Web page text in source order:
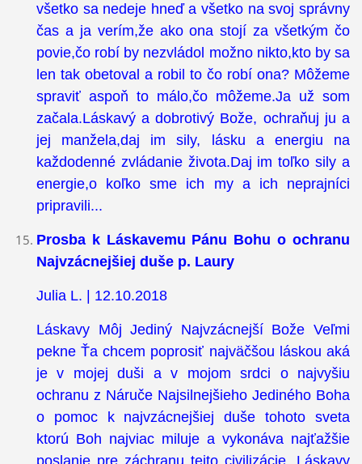
všetko sa nedeje hneď a všetko na svoj správny
čas a ja verím,že ako ona stojí za všetkým čo
povie,čo robí by nezvládol možno nikto,kto by sa
len tak obetoval a robil to čo robí ona? Môžeme
spraviť aspoň to málo,čo môžeme.Ja už som
začala.Láskavý a dobrotivý Bože, ochraňuj ju a
jej manžela,daj im sily, lásku a energiu na
každodenné zvládanie života.Daj im toľko sily a
energie,o koľko sme ich my a ich neprajníci
pripravili...
Prosba k Láskavemu Pánu Bohu o ochranu
Najvzácnejšiej duše p. Laury
Julia L. | 12.10.2018
Láskavy Môj Jediný Najvzácnejší Bože Veľmi
pekne Ťa chcem poprosiť najväčšou láskou aká
je v mojej duši a v mojom srdci o najvyšiu
ochranu z Náruče Najsilnejšieho Jediného Boha
o pomoc k najvzácnejšiej duše tohoto sveta
ktorú Boh najviac miluje a vykonáva najťažšie